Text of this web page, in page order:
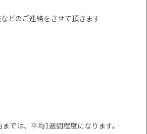
どのご連絡をさせて頂きます
では、平均1週間程度になります。